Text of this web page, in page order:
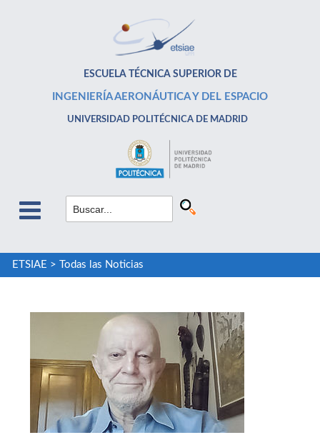
ESCUELA TÉCNICA SUPERIOR DE
INGENIERÍA AERONÁUTICA Y DEL ESPACIO
UNIVERSIDAD POLITÉCNICA DE MADRID
ETSIAE > Todas las Noticias